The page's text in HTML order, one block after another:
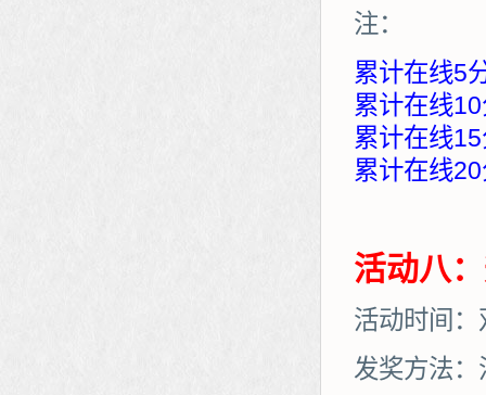
注：
累计在线5
累计在线
累计在线
累计在线
活动八
活动时间
发奖方法